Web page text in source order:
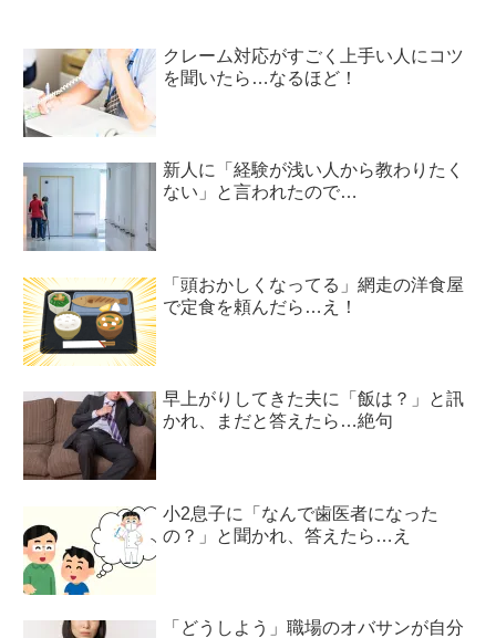
クレーム対応がすごく上手い人にコツ
を聞いたら…なるほど！
新人に「経験が浅い人から教わりたく
ない」と言われたので…
「頭おかしくなってる」網走の洋食屋
で定食を頼んだら…え！
早上がりしてきた夫に「飯は？」と訊
かれ、まだと答えたら…絶句
小2息子に「なんで歯医者になった
の？」と聞かれ、答えたら…え
「どうしよう」職場のオバサンが自分